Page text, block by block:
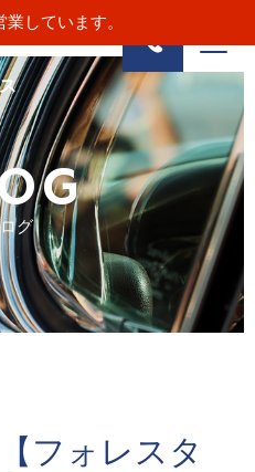
しています。
グ
フォレスタ